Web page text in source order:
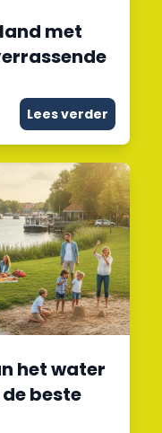
met
Lees verder
het water
beste